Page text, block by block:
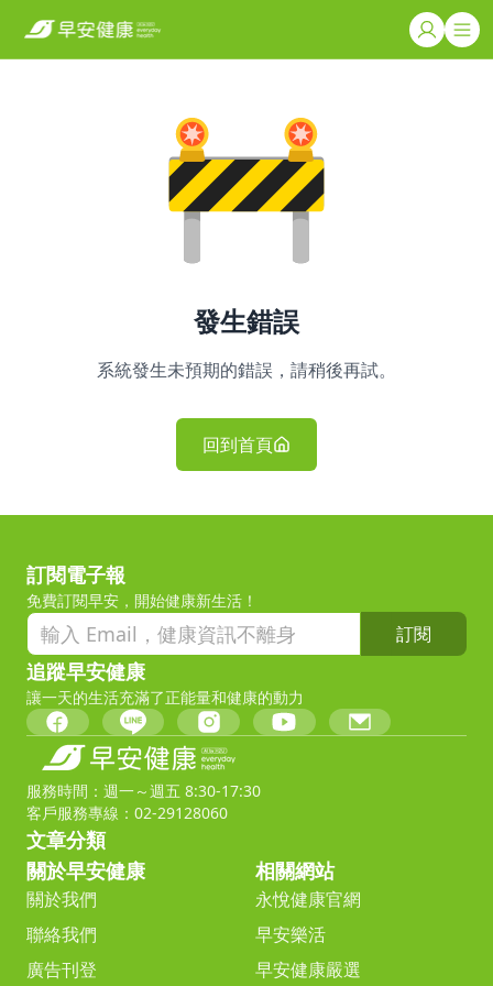
發生錯誤
系統發生未預期的錯誤，請稍後再試。
回到首頁
訂閱電子報
免費訂閱早安，開始健康新生活！
訂閱
追蹤早安健康
讓一天的生活充滿了正能量和健康的動力
服務時間：週一～週五 8:30-17:30
客戶服務專線：02-29128060
文章分類
關於早安健康
關於我們
聯絡我們
廣告刊登
相關網站
永悅健康官網
早安樂活
早安健康嚴選